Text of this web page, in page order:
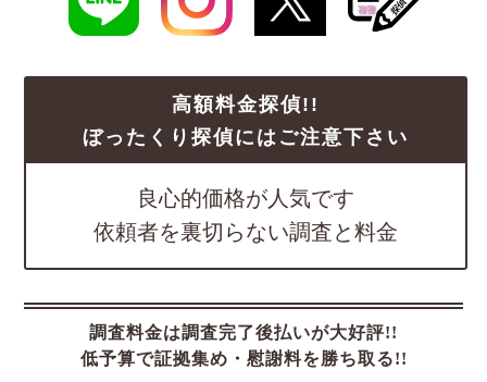
高額料金探偵!!
ぼったくり探偵にはご注意下さい
良心的価格が人気です
依頼者を裏切らない調査と料金
調査料金は調査完了後払いが大好評!!
低予算で証拠集め・慰謝料を勝ち取る!!